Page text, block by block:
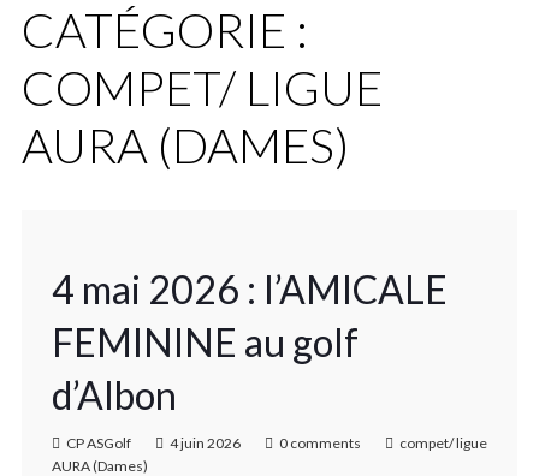
CATÉGORIE :
COMPET/ LIGUE
AURA (DAMES)
4 mai 2026 : l’AMICALE
FEMININE au golf
d’Albon
CP ASGolf 4 juin 2026 0 comments
compet/ ligue
AURA (Dames)